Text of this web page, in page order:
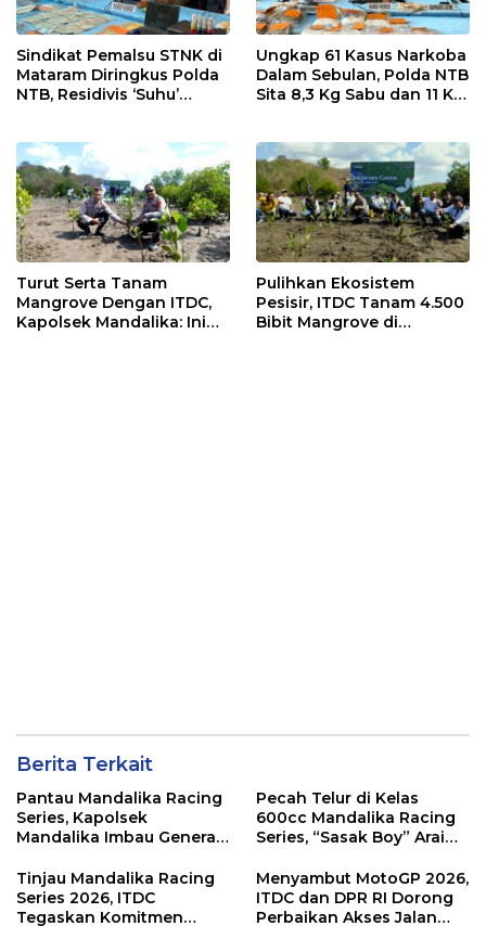
Sindikat Pemalsu STNK di
Mataram Diringkus Polda
NTB, Residivis ‘Suhu’
Ungkap 61 Kasus Narkoba
Dalam Sebulan, Polda NTB
Sita 8,3 Kg Sabu dan 11 Kg
Turut Serta Tanam
Mangrove Dengan ITDC,
Kapolsek Mandalika: Ini
Pulihkan Ekosistem
Pesisir, ITDC Tanam 4.500
Bibit Mangrove di
Berita Terkait
Pantau Mandalika Racing
Series, Kapolsek
Mandalika Imbau Generasi
Sirkuit, Bukan Jalan Raya
Pecah Telur di Kelas
600cc Mandalika Racing
Series, “Sasak Boy” Arai
Kemenangan
Tinjau Mandalika Racing
Series 2026, ITDC
Tegaskan Komitmen
Menyambut MotoGP 2026,
ITDC dan DPR RI Dorong
Perbaikan Akses Jalan